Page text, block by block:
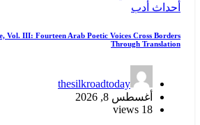
أحداث أدب
Vol. III: Fourteen Arab Poetic Voices Cross Borders
Through Translation
thesilkroadtoday
أغسطس 8, 2026
18 views